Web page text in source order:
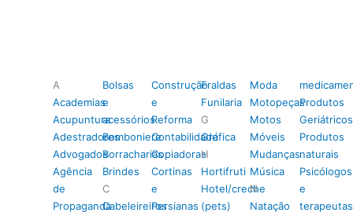
A
Academias
Acupuntura
Adestradores
Advogados
Agência
de
Propaganda
Bolsas
e
acessórios
Bomboniere
Borracharias
Brindes
C
Cabeleireiros
Construção
e
Reforma
Contabilidade
Copiadoras
Cortinas
e
Persianas
Fraldas
Funilaria
G
Gráfica
H
Hortifruti
Hotel/creche
(pets)
Moda
Motopeças
Motos
Móveis
Mudanças
Música
N
Natação
Produtos
Geriátricos
Produtos
naturais
Psicólogos
e
terapeutas